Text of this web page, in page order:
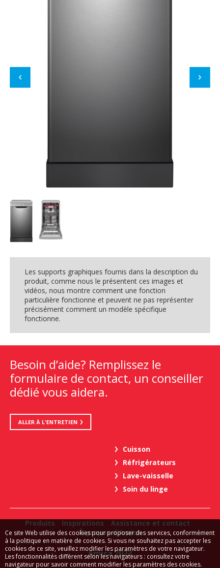
Les supports graphiques fournis dans la description du
produit, comme nous le présentent ces images et
vidéos, nous montre comment une fonction
particulière fonctionne et peuvent ne pas représenter
précisément comment un modèle spécifique
fonctionne.
Besoin d’aide? Remplissez le
formulaire de contact, un conseiller
dédié vous aidera.
ALLER À L'ENTRETIEN
Cuisson
Réfrigérateurs
Lave-vaisselle
Soin du linge
Produits Inspirations
Assistance et contact
À propos d'Amica
Amica 2023
Ce site Web utilise des cookies pour proposer des services, conformément
à la politique en matière de cookies. Si vous ne souhaitez pas accepter les
cookies de ce site, veuillez modifier les paramètres de votre navigateur.
Les fonctionnalités diffèrent selon les navigateurs : consultez votre
navigateur pour savoir comment modifier les paramètres des cookies.